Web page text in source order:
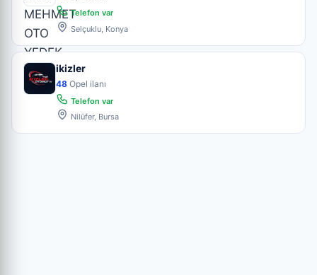
Telefon var
Selçuklu, Konya
ikizler
48 Opel ilanı
Telefon var
Nilüfer, Bursa